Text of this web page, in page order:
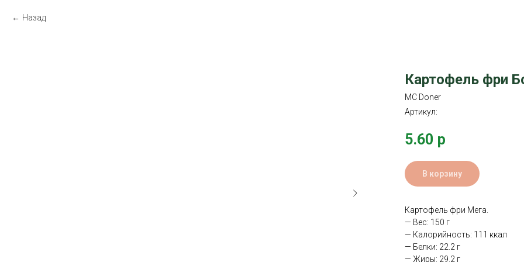
Назад
Картофель фри
MC Doner
Артикул:
5.60 р
В корзину
Картофель фри Мега.
— Вес: 150 г
— Калорийность: 111 ккал
— Белки: 22.2 г
— Жиры: 29.2 г